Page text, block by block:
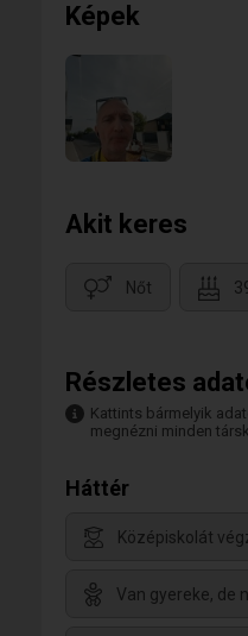
Képek
Akit keres
Nőt
Részletes
Kattints bármelyik
megnézni minden
Háttér
Középiskolát
Van gyereke, de